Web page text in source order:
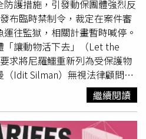
鴨照」並非合理使用。吳姓女
罪，她主張沒使用柯基照來營
事、活絡鄰居感情，在一審有
吳姓女子一開始上訴仍無罪答
請智商法院從輕量刑並宣告緩
名。二審合議庭想了解鄭姓鄰
女子雖在「存證信函」中表示深
或在社群平台提出具體補救措
困擾，吳姓女子只賠償民事案
讓她感到有誠意彌補損害、解
護措施，引發動保團體強烈反
布臨時禁制令，裁定在案件審
往監獄，相關計畫暫時喊停。
讓動物活下去」（Let the
要求將尼羅鱷重新列為受保護物
Idit Silman）無視法律顧問及
，政府也無權推動相關政策。
護物種改列為「受管理野生動
凱齊奧特監獄（Ketziot
的護城河鋪路。法官魯賓
繼續閱讀